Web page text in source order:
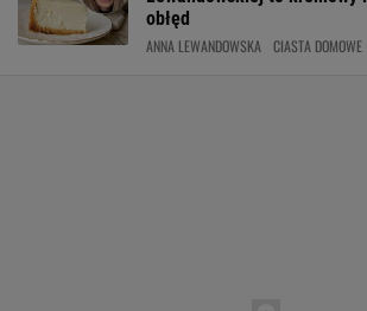
obłęd
ANNA LEWANDOWSKA CIASTA DOMOWE